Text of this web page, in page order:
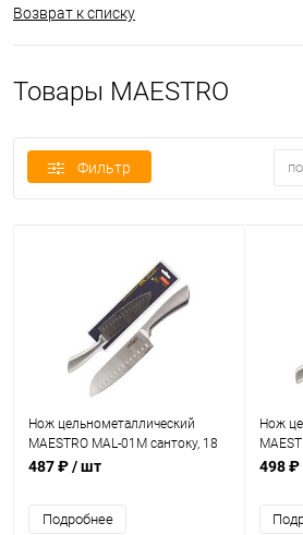
Возврат к списку
Товары MAESTRO
Фильтр
Нож цельнометаллический
MAESTRO MAL-01M сантоку, 18
см
487 ₽/ шт
Подробнее
Нож
см
498 ₽